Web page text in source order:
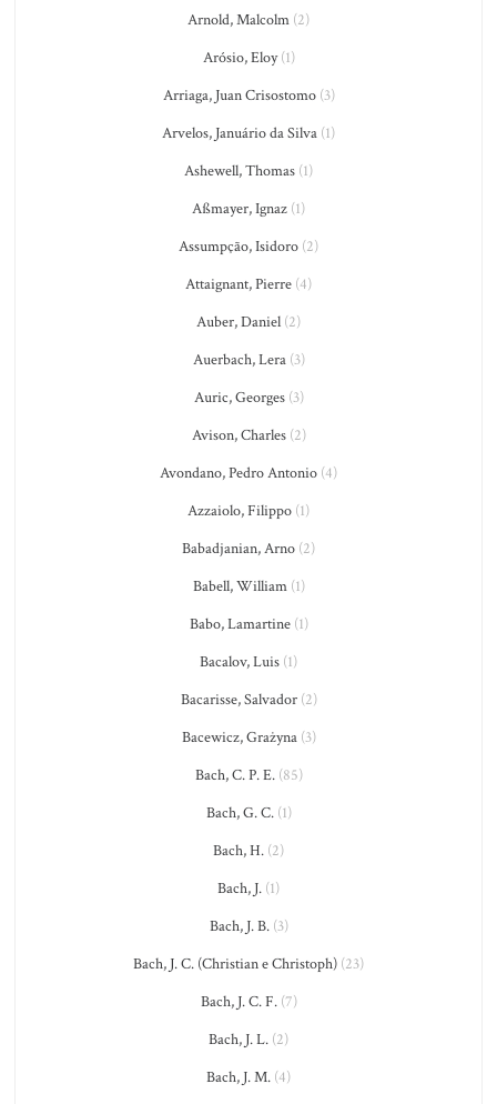
Arnold, Malcolm (2)
Arósio, Eloy(1)
Arriaga, Juan Crisostomo(3)
Arvelos, Januário da Silva (1)
Ashewell, Thomas (1)
Aßmayer, Ignaz (1)
Assumpção, Isidoro (2)
Attaignant, Pierre (4)
Auber, Daniel (2)
Auerbach, Lera(3)
Auric, Georges(3)
Avison, Charles(2)
Avondano, Pedro Antonio (4)
Azzaiolo, Filippo (1)
Babadjanian, Arno (2)
Babell, William(1)
Babo, Lamartine(1)
Bacalov, Luis (1)
Bacarisse, Salvador(2)
Bacewicz, Grażyna(3)
Bach, C. P. E.(85)
Bach, G. C.(1)
Bach, H. (2)
Bach, J. (1)
Bach, J. B.(3)
Bach, J. C. (Christian e Christoph) (23)
Bach, J. C. F.(7)
Bach, J. L. (2)
Bach, J. M. (4)